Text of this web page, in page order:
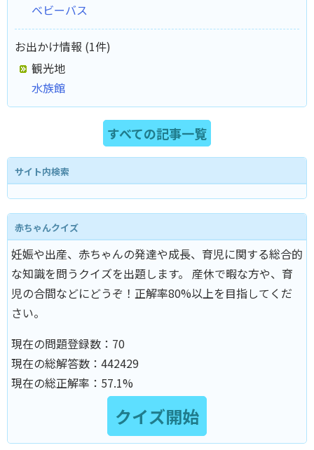
ベビーバス
お出かけ情報 (1件)
観光地
水族館
すべての記事一覧
サイト内検索
赤ちゃんクイズ
妊娠や出産、赤ちゃんの発達や成長、育児に関する総合的
な知識を問うクイズを出題します。 産休で暇な方や、育
児の合間などにどうぞ！正解率80%以上を目指してくだ
さい。
現在の問題登録数： 70
現在の総解答数： 442429
現在の総正解率： 57.1%